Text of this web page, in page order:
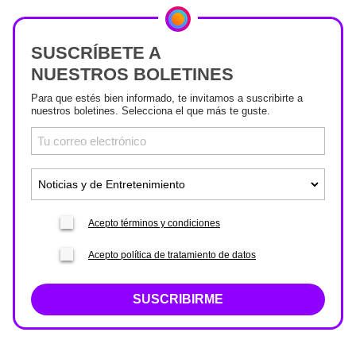
SUSCRÍBETE A
NUESTROS BOLETINES
Para que estés bien informado, te invitamos a suscribirte a
nuestros boletines. Selecciona el que más te guste.
Acepto términos y condiciones
Acepto política de tratamiento de datos
SUSCRIBIRME